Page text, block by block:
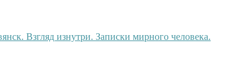
Взгляд изнутри. Записки мирного человека.